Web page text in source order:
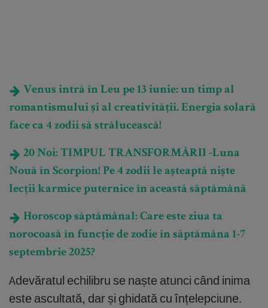
Venus intră în Leu pe 13 iunie: un timp al
romantismului și al creativității. Energia solară
face ca 4 zodii să strălucească!
20 Noi: TIMPUL TRANSFORMĂRII -Luna
Nouă în Scorpion! Pe 4 zodii le așteaptă niște
lecții karmice puternice în această săptămână
Horoscop săptămânal: Care este ziua ta
norocoasă în funcție de zodie în săptămâna 1-7
septembrie 2025?
Adevăratul echilibru se naște atunci când inima
este ascultată, dar și ghidată cu înțelepciune.